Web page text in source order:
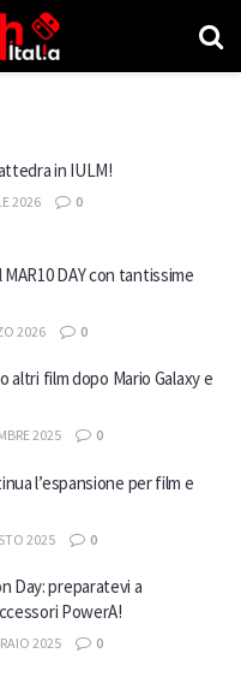
in IULM!
2026 0
DAY con tantissime
2026 0
altri film dopo Mario Galaxy e
2025 0
l’espansione per film e
2025 0
Day: preparatevi a
PowerA!
2025 0